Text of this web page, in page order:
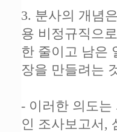
3. 분사의 개념
용 비정규직으
한 줄이고 남은
장을 만들려는
- 이러한 의도는
인 조사보고서,